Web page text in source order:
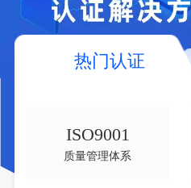
热门认证
ISO9001
质量管理体系